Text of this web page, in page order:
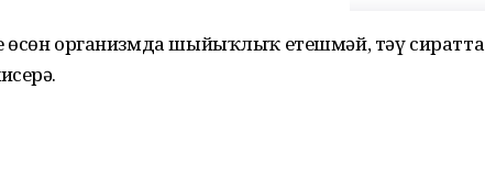
өсөн организмда шыйыҡлыҡ етешмәй, тәү сиратта